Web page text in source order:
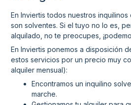
En Inviertis todos nuestros
son solventes. Si el tuyo no lo es,
alquilado, no te preocupes,
En Inviertis ponemos a disposición
estos servicios por un precio muy
alquiler mensual):
Encontramos un inquilino
marche.